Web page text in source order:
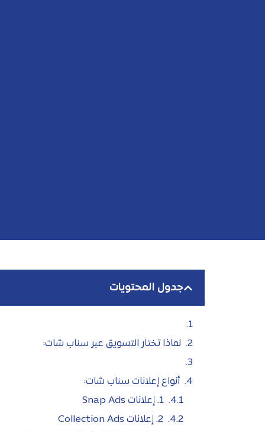
جدول المحتويات
لماذا تختار التسويق عبر سناب شات:
أنواع إعلانات سناب شات:
1. إعلانات Snap Ads
2. إعلانات Collection Ads